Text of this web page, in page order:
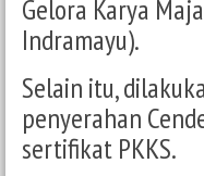
Gelora Karya
Indramayu).
Selain itu,
penyerahan
sertifikat PKKS.